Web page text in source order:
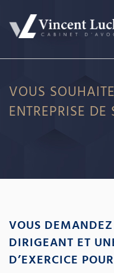
VOUS
ENTREPRISE DE
VOUS
DIRIGEANT ET
D’EXERCICE